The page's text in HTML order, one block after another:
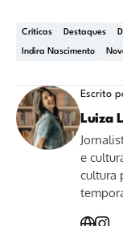
Críticas Destaques
Indira Nascimento
Escrito
Luiza
e
cultura